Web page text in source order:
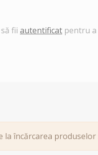
fii autentificat pentru
la încărcarea produselor